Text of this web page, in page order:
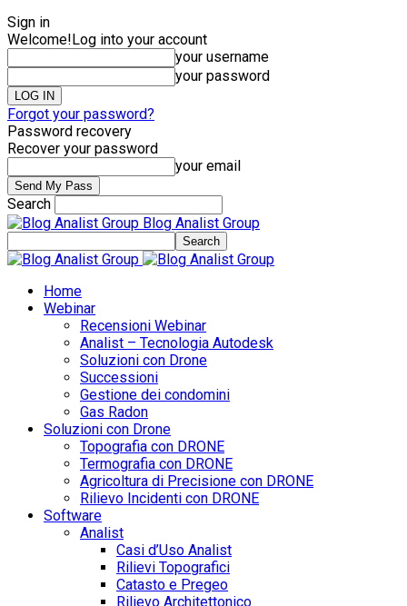
Sign in
Welcome!Log into your account
your username
your password
Forgot your password?
Password recovery
Recover your password
your email
Search
Blog Analist Group
Home
Webinar
Recensioni Webinar
Analist – Tecnologia Autodesk
Soluzioni con Drone
Successioni
Gestione dei condomini
Gas Radon
Soluzioni con Drone
Topografia con DRONE
Termografia con DRONE
Agricoltura di Precisione con DRONE
Rilievo Incidenti con DRONE
Software
Analist
Casi d’Uso Analist
Rilievi Topografici
Catasto e Pregeo
Rilievo Architettonico